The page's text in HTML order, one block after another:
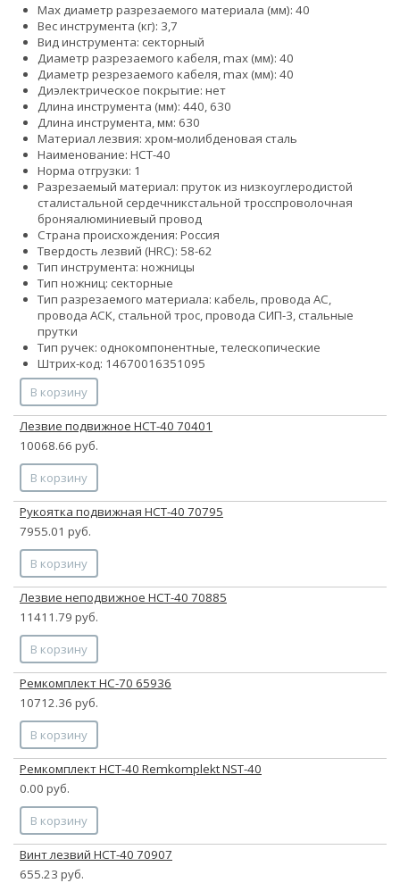
Max диаметр разрезаемого материала (мм): 40
Вес инструмента (кг): 3,7
Вид инструмента: секторный
Диаметр разрезаемого кабеля, max (мм): 40
Диаметр резрезаемого кабеля, max (мм): 40
Диэлектрическое покрытие: нет
Длина инструмента (мм): 440, 630
Длина инструмента, мм: 630
Материал лезвия: хром-молибденовая сталь
Наименование: НСТ-40
Норма отгрузки: 1
Разрезаемый материал: пруток из низкоуглеродистой
сталистальной сердечникстальной тросспроволочная
броняалюминиевый провод
Страна происхождения: Россия
Твердость лезвий (HRC): 58-62
Тип инструмента: ножницы
Тип ножниц: секторные
Тип разрезаемого материала: кабель, провода АС,
провода АСК, стальной трос, провода СИП-3, стальные
прутки
Тип ручек: однокомпонентные, телескопические
Штрих-код: 14670016351095
В корзину
Лезвие подвижное НСТ-40 70401
10068.66 руб.
В корзину
Рукоятка подвижная НСТ-40 70795
7955.01 руб.
В корзину
Лезвие неподвижное НСТ-40 70885
11411.79 руб.
В корзину
Ремкомплект НС-70 65936
10712.36 руб.
В корзину
Ремкомплект НСТ-40 Remkomplekt NST-40
0.00 руб.
В корзину
Винт лезвий НСТ-40 70907
655.23 руб.